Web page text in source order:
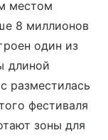
местом
8 миллионов
один из
длиной
разместилась
фестиваля
зоны для